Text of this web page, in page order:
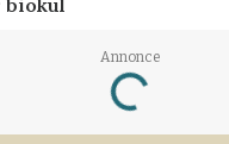
biokul
Annonce
Loading...